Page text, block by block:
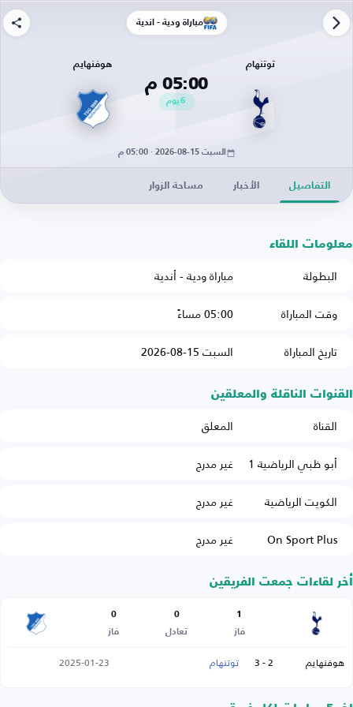
مباراة ودية - أندية
توتنهام
05:00 م
6يوم
هوفنهايم
السبت 15-08-2026 · 05:00 م
التفاصيل الأخبار مساحة الزوار
معلومات اللقاء
البطولة
مباراة ودية - أندية
وقت المباراة
05:00 مساءً
تاريخ المباراة
السبت 15-08-2026
القنوات الناقلة والمعلقين
القناة
المعلق
أبو ظبي الرياضية 1
غير مدرج
الكويت الرياضية
غير مدرج
On Sport Plus
غير مدرج
أخر لقاءات جمعت الفريقين
1
فاز
0
تعادل
0
فاز
هوفنهايم 2 - 3 توتنهام 2025-01-23